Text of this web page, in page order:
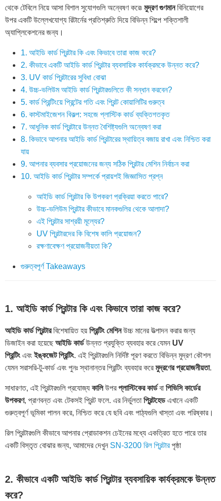
থেকে টেবিলে নিয়ে আসা বিশাল সুযোগগুলি অন্বেষণ করে৷ মুদ্রণ গুণমানবিনিয়োগের
উপর একটি উল্লেখযোগ্য রিটার্নের প্রতিশ্রুতি দিয়ে বিভিন্ন শিল্পে শক্তিশালী
অ্যাপ্লিকেশনের জন্য।
1. আইডি কার্ড প্রিন্টার কি এবং কিভাবে তারা কাজ করে?
2. কীভাবে একটি আইডি কার্ড প্রিন্টার ব্যবসায়িক কার্যক্রমকে উন্নত করে?
3. UV কার্ড প্রিন্টারের সুবিধা বোঝা
4. উচ্চ-ভলিউম আইডি কার্ড প্রিন্টারগুলিতে কী সন্ধান করবেন?
5. কার্ড প্রিন্টিংয়ে প্রিন্টের গতি এবং প্রিন্ট কোয়ালিটির গুরুত্ব
6. কাস্টমাইজেশন বিকল্প: সহজে প্লাস্টিক কার্ড ব্যক্তিগতকৃত
7. আধুনিক কার্ড প্রিন্টারে উন্নত বৈশিষ্ট্যগুলি অন্বেষণ করা
8. কিভাবে আপনার আইডি কার্ড প্রিন্টারের স্থায়িত্ব বজায় রাখা এবং নিশ্চিত করা
যায়
9. আপনার ব্যবসার প্রয়োজনের জন্য সঠিক প্রিন্টার মেশিন নির্বাচন করা
10. আইডি কার্ড প্রিন্টার সম্পর্কে প্রায়শই জিজ্ঞাসিত প্রশ্ন
আইডি কার্ড প্রিন্টার কি উপকরণ প্রক্রিয়া করতে পারে?
উচ্চ-ভলিউম প্রিন্টার কীভাবে মানকগুলির থেকে আলাদা?
এই প্রিন্টার সাশ্রয়ী মূল্যের?
UV প্রিন্টারদের কি বিশেষ কালি প্রয়োজন?
রক্ষণাবেক্ষণ প্রয়োজনীয়তা কি?
গুরুত্বপূর্ণ Takeaways
1. আইডি কার্ড প্রিন্টার কি এবং কিভাবে তারা কাজ করে?
আইডি কার্ড প্রিন্টারবিশেষায়িত হয় প্রিন্টিং মেশিনউচ্চ মানের উত্পাদন করার জন্য
ডিজাইন করা হয়েছেআইডি কার্ডউন্নত প্রযুক্তি ব্যবহার করে যেমন UV
প্রিন্টিংএবংইঙ্কজেট প্রিন্টিং. এই প্রিন্টারগুলি নির্দিষ্ট পূরণ করতে বিভিন্ন মুদ্রণ কৌশল
যেমন সরাসরি-টু-কার্ড এবং পুনঃ স্থানান্তর প্রিন্টিং ব্যবহার করেমুদ্রণের প্রয়োজনীয়তা.
সাধারণত, এই প্রিন্টারগুলি প্রযোজ্য কালিউপরপ্লাস্টিকের কার্ডবা পিভিসি কার্ডের
উপকরণ, প্রাণবন্ত এবং টেকসই প্রিন্ট ফলে. এর নির্ভুলতা প্রিন্টহেডএখানে একটি
গুরুত্বপূর্ণ ভূমিকা পালন করে, নিশ্চিত করে যে ছবি এবং পাঠ্যগুলি খাস্তা এবং পরিষ্কার।
রিল প্রিন্টারগুলি কীভাবে আপনার প্রোডাকশন চেইনের মধ্যে একত্রিত হতে পারে তার
একটি বিস্তৃত বোঝার জন্য, আমাদের দেখুন SN-3200 রিল প্রিন্টারপৃষ্ঠা
2. কীভাবে একটি আইডি কার্ড প্রিন্টার ব্যবসায়িক কার্যক্রমকে উন্নত
করে?